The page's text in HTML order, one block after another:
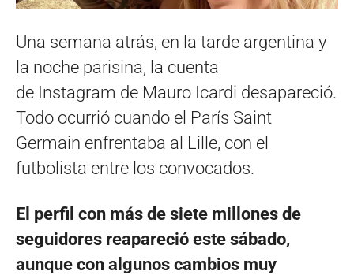
Una semana atrás, en la tarde argentina y
la noche parisina, la cuenta
de Instagram de Mauro Icardi desapareció.
Todo ocurrió cuando el París Saint
Germain enfrentaba al Lille, con el
futbolista entre los convocados.
El perfil con más de siete millones de
seguidores reapareció este sábado,
aunque con algunos cambios muy